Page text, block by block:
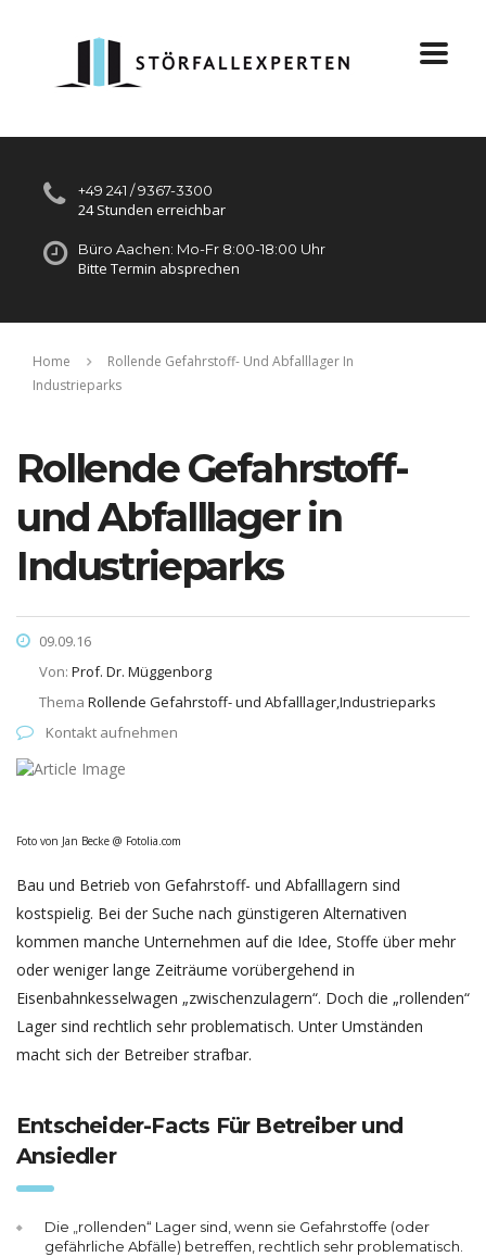
+49 241 / 9367-3300
24 Stunden erreichbar
Büro Aachen: Mo-Fr 8:00-18:00 Uhr
Bitte Termin absprechen
Home
Rollende Gefahrstoff- Und Abfalllager In
Industrieparks
Rollende Gefahrstoff-
und Abfalllager in
Industrieparks
09.09.16
Von: Prof. Dr. Müggenborg
Thema Rollende Gefahrstoff- und Abfalllager,Industrieparks
Kontakt aufnehmen
Foto von Jan Becke @ Fotolia.com
Bau und Betrieb von Gefahrstoff- und Abfalllagern sind
kostspielig. Bei der Suche nach günstigeren Alternativen
kommen manche Unternehmen auf die Idee, Stoffe über mehr
oder weniger lange Zeiträume vorübergehend in
Eisenbahnkesselwagen „zwischenzulagern“. Doch die „rollenden“
Lager sind rechtlich sehr problematisch. Unter Umständen
macht sich der Betreiber strafbar.
Entscheider-Facts Für Betreiber und
Ansiedler
Die „rollenden“ Lager sind, wenn sie Gefahrstoffe (oder
gefährliche Abfälle) betreffen, rechtlich sehr problematisch.